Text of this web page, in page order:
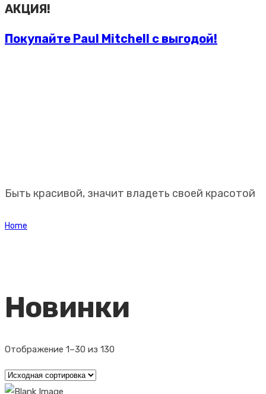
АКЦИЯ!
Покупайте Paul Mitchell с выгодой!
Быть красивой, значит владеть своей красотой
Home
Новинки
Отображение 1–30 из 130